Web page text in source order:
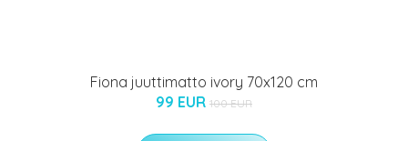
Fiona juuttimatto ivory 70x120 cm
99 EUR 100 EUR